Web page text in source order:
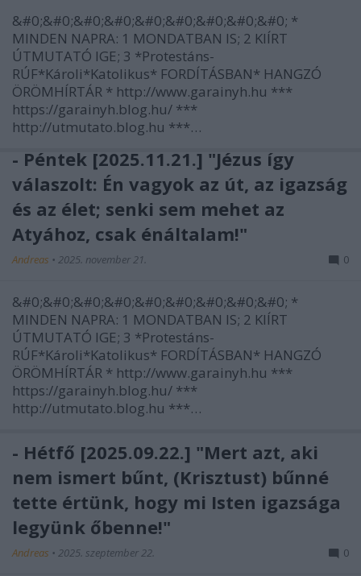
&#0;&#0;&#0;&#0;&#0;&#0;&#0;&#0;&#0; *
MINDEN NAPRA: 1 MONDATBAN IS; 2 KIÍRT
ÚTMUTATÓ IGE; 3 *Protestáns-
RÚF*Károli*Katolikus* FORDÍTÁSBAN* HANGZÓ
ÖRÖMHÍRTÁR * http://www.garainyh.hu ***
https://garainyh.blog.hu/ ***
http://utmutato.blog.hu ***…
- Péntek [2025.11.21.] "Jézus így
válaszolt: Én vagyok az út, az igazság
és az élet; senki sem mehet az
Atyához, csak énáltalam!"
Andreas • 2025. november 21. 0
&#0;&#0;&#0;&#0;&#0;&#0;&#0;&#0;&#0; *
MINDEN NAPRA: 1 MONDATBAN IS; 2 KIÍRT
ÚTMUTATÓ IGE; 3 *Protestáns-
RÚF*Károli*Katolikus* FORDÍTÁSBAN* HANGZÓ
ÖRÖMHÍRTÁR * http://www.garainyh.hu ***
https://garainyh.blog.hu/ ***
http://utmutato.blog.hu ***…
- Hétfő [2025.09.22.] "Mert azt, aki
nem ismert bűnt, (Krisztust) bűnné
tette értünk, hogy mi Isten igazsága
legyünk őbenne!"
Andreas • 2025. szeptember 22. 0